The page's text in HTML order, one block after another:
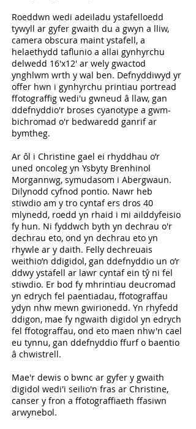
Roeddwn wedi adeiladu ystafelloedd
tywyll ar gyfer gwaith du a gwyn a lliw,
camera obscura maint ystafell, a
helaethydd taflunio a allai gynhyrchu
delwedd 16'x12' ar wely gwactod
ynghlwm wrth y wal ben. Defnyddiwyd yr
offer hwn i gynhyrchu printiau portread
ffotograffig wedi'u gwneud â llaw, gan
ddefnyddio'r broses cyanotype a gwm-
bichromad o'r bedwaredd ganrif ar
bymtheg.
Ar ôl i Christine gael ei rhyddhau o’r
uned oncoleg yn Ysbyty Brenhinol
Morgannwg, symudasom i Abergwaun.
Dilynodd cyfnod pontio. Nawr heb
stiwdio am y tro cyntaf ers dros 40
mlynedd, roedd yn rhaid i mi ailddyfeisio
fy hun. Ni fyddwch byth yn dechrau o'r
dechrau eto, ond yn dechrau eto yn
rhywle ar y daith. Felly dechreuais
weithio’n ddigidol, gan ddefnyddio un o’r
ddwy ystafell ar lawr cyntaf ein tŷ ni fel
stiwdio. Er bod fy mhrintiau deucromad
yn edrych fel paentiadau, ffotograffau
ydyn nhw mewn gwirionedd. Yn rhyfedd
ddigon, mae fy ngwaith digidol yn edrych
fel ffotograffau, ond eto maen nhw'n cael
eu tynnu, gan ddefnyddio ffurf o baentio
â chwistrell.
Mae'r dewis o bwnc ar gyfer y gwaith
digidol wedi'i seilio'n fras ar Christine,
canser y fron a ffotograffiaeth ffasiwn
arwynebol.